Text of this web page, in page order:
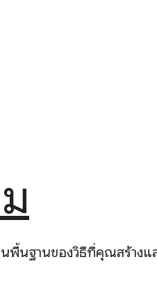
พื้นฐานของวิธีที่คุณสร้างแ